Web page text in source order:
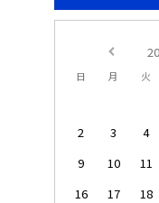
日 月 火
2
3 4
9
10 11
16
17 18